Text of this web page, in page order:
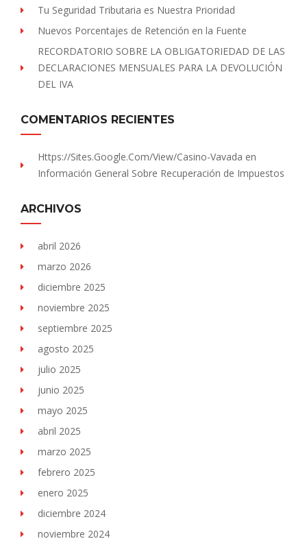
Tu Seguridad Tributaria es Nuestra Prioridad
Nuevos Porcentajes de Retención en la Fuente
RECORDATORIO SOBRE LA OBLIGATORIEDAD DE LAS
DECLARACIONES MENSUALES PARA LA DEVOLUCIÓN
DEL IVA
COMENTARIOS RECIENTES
Https://sites.Google.com/view/Casino-Vavada en
Información General Sobre Recuperación de Impuestos
ARCHIVOS
abril 2026
marzo 2026
diciembre 2025
noviembre 2025
septiembre 2025
agosto 2025
julio 2025
junio 2025
mayo 2025
abril 2025
marzo 2025
febrero 2025
enero 2025
diciembre 2024
noviembre 2024